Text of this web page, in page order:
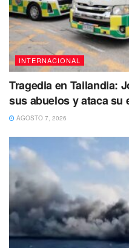
INTERNACIONAL
Tragedia en Tailandia:
sus abuelos y ataca su
AGOSTO 7, 2026